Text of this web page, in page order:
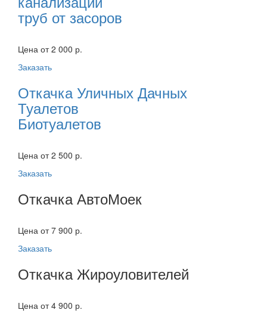
труб от засоров
Цена от 2 000 р.
Заказать
Откачка Уличных Дачных
Туалетов
Биотуалетов
Цена от 2 500 р.
Заказать
Откачка АвтоМоек
Цена от 7 900 р.
Заказать
Откачка Жироуловителей
Цена от 4 900 р.